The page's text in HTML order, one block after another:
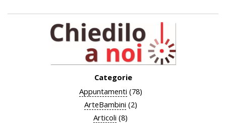
Categorie
Appuntamenti (78)
ArteBambini (2)
Articoli (8)